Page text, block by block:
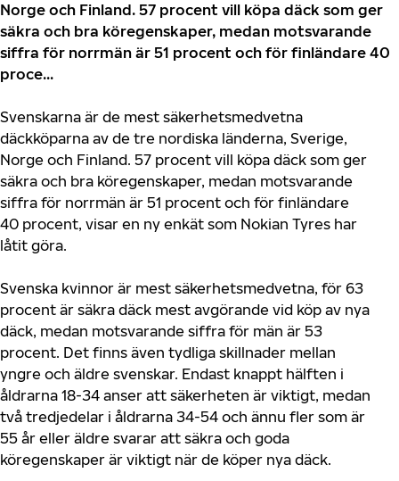
Norge och Finland. 57 procent vill köpa däck som ger
säkra och bra köregenskaper, medan motsvarande
siffra för norrmän är 51 procent och för finländare 40
proce...
Svenskarna är de mest säkerhetsmedvetna
däckköparna av de tre nordiska länderna, Sverige,
Norge och Finland. 57 procent vill köpa däck som ger
säkra och bra köregenskaper, medan motsvarande
siffra för norrmän är 51 procent och för finländare
40 procent, visar en ny enkät som Nokian Tyres har
låtit göra.
Svenska kvinnor är mest säkerhetsmedvetna, för 63
procent är säkra däck mest avgörande vid köp av nya
däck, medan motsvarande siffra för män är 53
procent. Det finns även tydliga skillnader mellan
yngre och äldre svenskar. Endast knappt hälften i
åldrarna 18-34 anser att säkerheten är viktigt, medan
två tredjedelar i åldrarna 34-54 och ännu fler som är
55 år eller äldre svarar att säkra och goda
köregenskaper är viktigt när de köper nya däck.